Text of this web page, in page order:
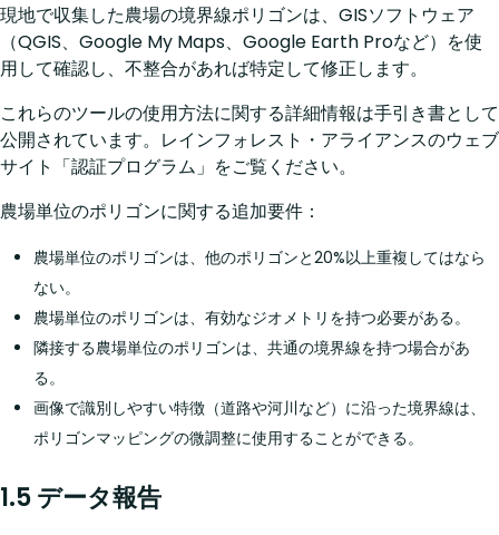
現地で収集した農場の境界線ポリゴンは、GISソフトウェア
（QGIS、Google My Maps、Google Earth Proなど）を使
用して確認し、不整合があれば特定して修正します。
これらのツールの使用方法に関する詳細情報は手引き書として
公開されています。レインフォレスト・アライアンスのウェブ
サイト「認証プログラム」をご覧ください。
農場単位のポリゴンに関する追加要件：
農場単位のポリゴンは、他のポリゴンと20%以上重複してはなら
ない。
農場単位のポリゴンは、有効なジオメトリを持つ必要がある。
隣接する農場単位のポリゴンは、共通の境界線を持つ場合があ
る。
画像で識別しやすい特徴（道路や河川など）に沿った境界線は、
ポリゴンマッピングの微調整に使用することができる。
1.5 データ報告